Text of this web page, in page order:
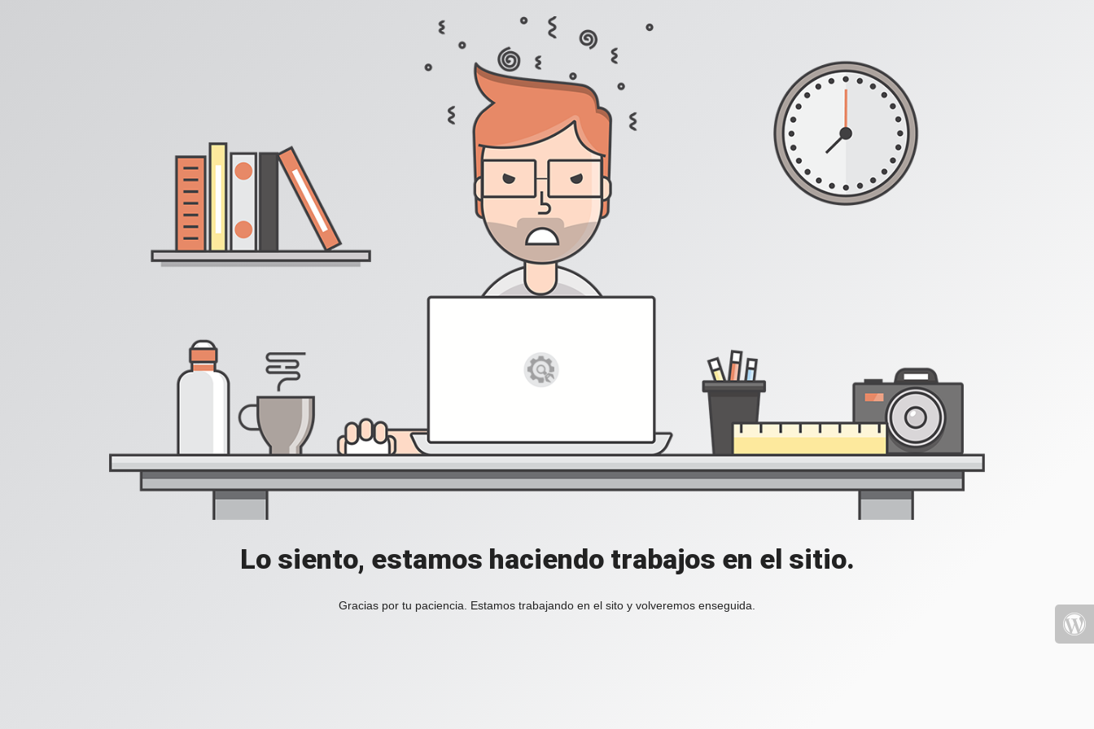
Lo siento, estamos haciendo trabajos en el sitio.
Gracias por tu paciencia. Estamos trabajando en el sito y volveremos enseguida.